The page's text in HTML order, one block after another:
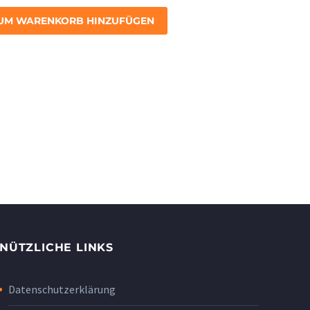
WARENKORB HINZUFÜGEN
NÜTZLICHE LINKS
Datenschutzerklärung